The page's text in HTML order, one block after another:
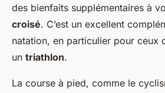
des bienfaits supplémentaires à
croisé. C’est un excellent
natation, en particulier pour ceux
un triathlon.
La course à pied, comme le